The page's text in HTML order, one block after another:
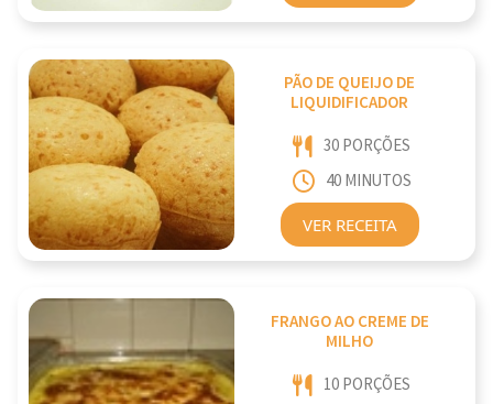
PÃO DE QUEIJO DE
LIQUIDIFICADOR
30 PORÇÕES
40 MINUTOS
VER RECEITA
FRANGO AO CREME DE
MILHO
10 PORÇÕES